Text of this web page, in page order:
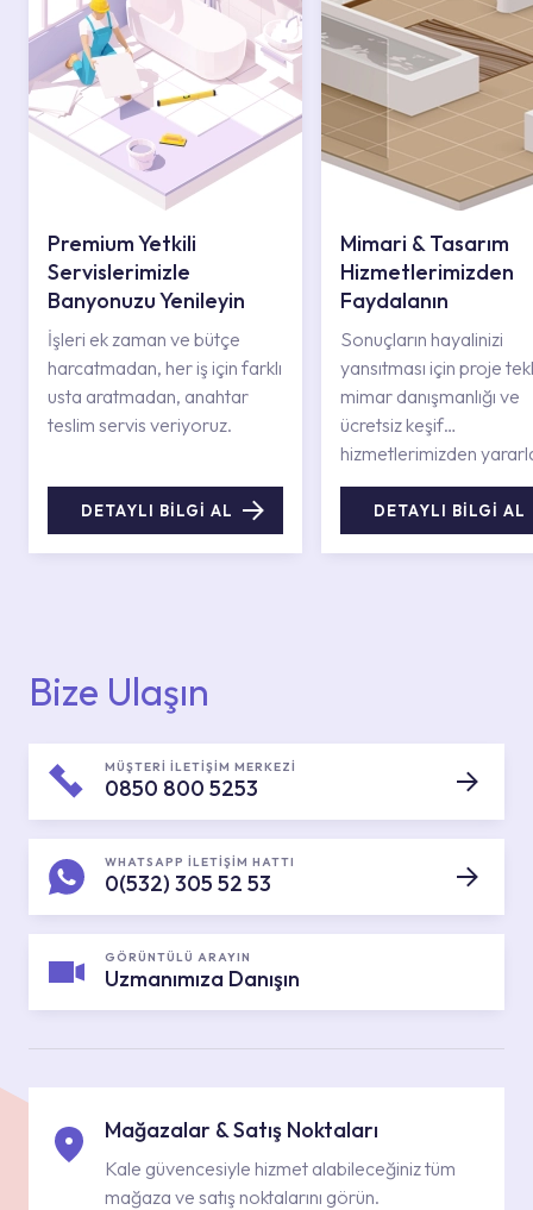
Premium Yetkili
Servislerimizle
Banyonuzu Yenileyin
İşleri ek zaman ve bütçe
harcatmadan, her iş için farklı
usta aratmadan, anahtar
teslim servis veriyoruz.
DETAYLI BİLGİ AL
Mimari & Tasarım
Hizmetlerimizden
Faydalanın
Sonuçların hayalinizi
yansıtması için proje
mimar danışmanlığı ve
ücretsiz keşif
hizmetlerimizden
DETAYLI BİLGİ AL
Bize Ulaşın
MÜŞTERİ İLETİŞİM MERKEZİ
0850 800 5253
WHATSAPP İLETİŞİM HATTI
0(532) 305 52 53
GÖRÜNTÜLÜ ARAYIN
Uzmanımıza Danışın
Mağazalar & Satış Noktaları
Kale güvencesiyle hizmet alabileceğiniz tüm
mağaza ve satış noktalarını görün.